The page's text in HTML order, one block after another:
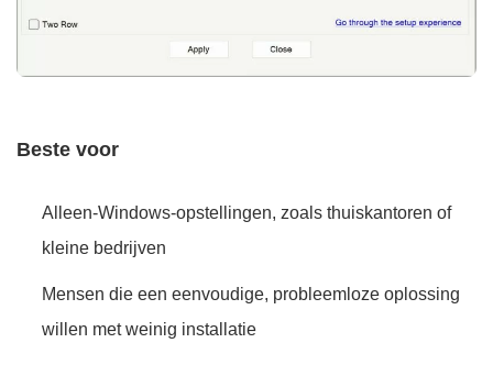
Beste voor
Alleen-Windows-opstellingen, zoals thuiskantoren of
kleine bedrijven
Mensen die een eenvoudige, probleemloze oplossing
willen met weinig installatie